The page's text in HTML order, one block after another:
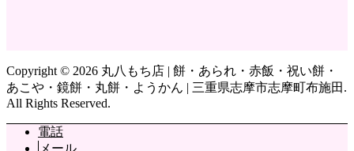
Copyright © 2026 丸八もち店 | 餅・あられ・赤飯・祝い餅・
あこや・鏡餅・丸餅・ようかん | 三重県志摩市志摩町布施田.
All Rights Reserved.
電話